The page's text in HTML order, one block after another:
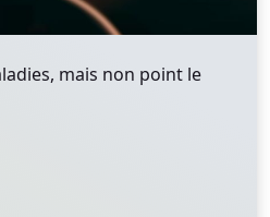
mais non point le